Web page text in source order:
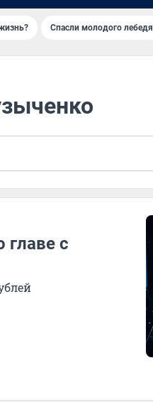
Спасли молодого лебедя
главе с